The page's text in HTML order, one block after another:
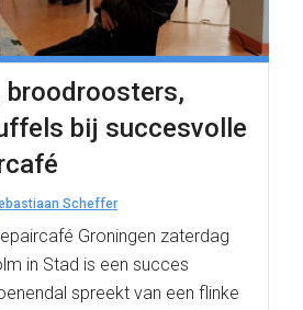
broodroosters,
bij succesvolle
Scheffer
Groningen zaterdag
in Stad is een succes
spreekt van een flinke